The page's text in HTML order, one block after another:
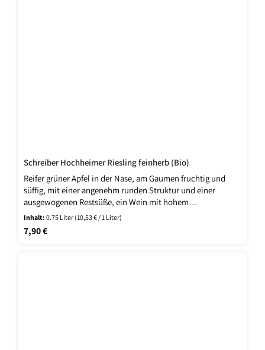
Schreiber Hochheimer Riesling feinherb (Bio)
Reifer grüner Apfel in der Nase, am Gaumen fruchtig und
süffig, mit einer angenehm runden Struktur und einer
ausgewogenen Restsüße, ein Wein mit hohem
Trinkvergnügen.
Inhalt:0.75 Liter (10,53 € / 1 Liter)
Regulärer Preis:
7,90 €